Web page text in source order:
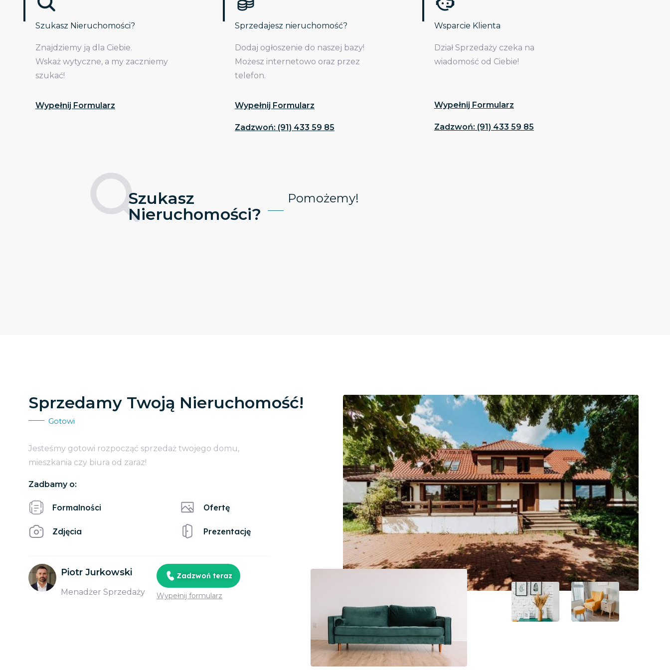
Szukasz Nieruchomości?
Znajdziemy ją dla Ciebie.
Wskaż wytyczne, a my zaczniemy
szukać!
Wypełnij Formularz
Sprzedajesz nieruchomość?
Dodaj ogłoszenie do naszej bazy!
Możesz internetowo oraz przez
telefon.
Wypełnij Formularz
Zadzwoń: (91) 433 59 85
Wsparcie Klienta
Dział Sprzedaży czeka na
wiadomość od Ciebie!
Wypełnij Formularz
Zadzwoń: (91) 433 59 85
Szukasz
Nieruchomości?
Pomożemy!
Sprzedamy Twoją Nieruchomość!
Gotowi
Jesteśmy gotowi rozpocząć sprzedaż twojego domu,
mieszkania czy biura od zaraz!
Zadbamy o:
Formalności
Zdjęcia
Ofertę
Prezentację
Piotr Jurkowski
Menadżer Sprzedaży
Zadzwoń teraz
Wypełnij formularz